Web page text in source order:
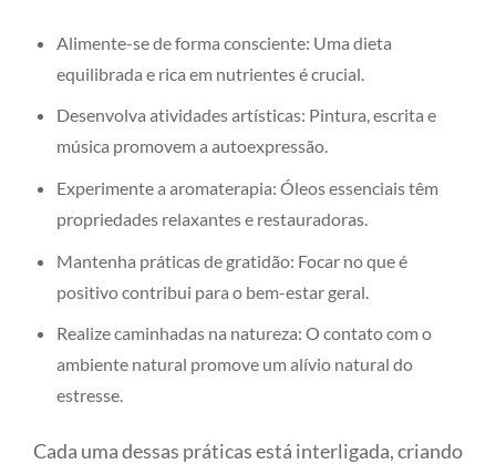
Alimente-se de forma consciente: Uma dieta
equilibrada e rica em nutrientes é crucial.
Desenvolva atividades artísticas: Pintura, escrita e
música promovem a autoexpressão.
Experimente a aromaterapia: Óleos essenciais têm
propriedades relaxantes e restauradoras.
Mantenha práticas de gratidão: Focar no que é
positivo contribui para o bem-estar geral.
Realize caminhadas na natureza: O contato com o
ambiente natural promove um alívio natural do
estresse.
Cada uma dessas práticas está interligada, criando